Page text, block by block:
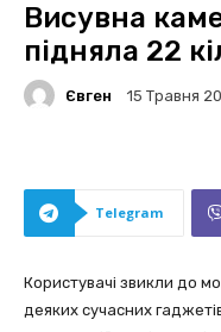
Висувна
підняла 22
Євген 15 Травня
Telegram
Користувачі звикли до
деяких сучасних